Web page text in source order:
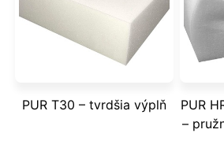
PUR T30 – tvrdšia výplň
PUR
–